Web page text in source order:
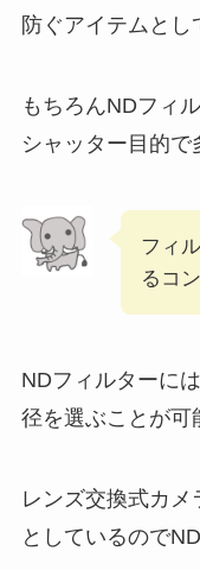
防ぐアイテムとし
もちろんNDフィ
シャッター目的で
フィ
るコ
NDフィルターに
径を選ぶことが可
レンズ交換式カ
としているので